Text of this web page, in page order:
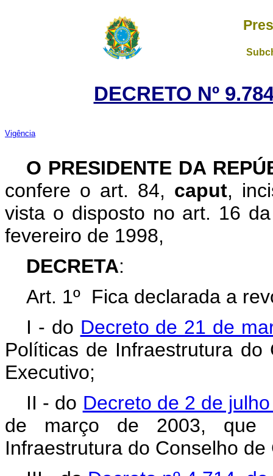
DECRETO Nº
Vigência
O PRESIDENTE DA
confere o art. 84, caput,
vista o disposto no art. 16
fevereiro de 1998,
DECRETA:
Art. 1º Fica declarada a
I - do Decreto de 21 de
Políticas de Infraestrutura
Executivo;
II - do Decreto de 2 de
de março de 2003, que
Infraestrutura do Conselho de